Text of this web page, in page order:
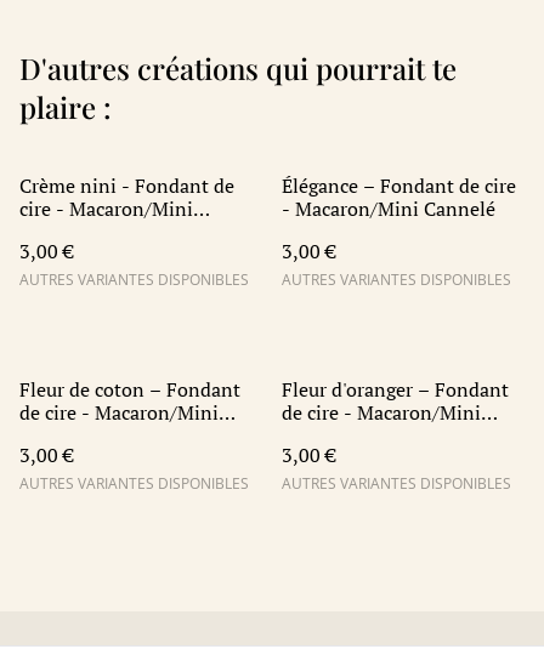
D'autres créations qui pourrait te
plaire :
Crème nini - Fondant de
cire - Macaron/Mini
3,00 €
AUTRES VARIANTES DISPONIBLES
Élégance – Fondant de cire
- Macaron/Mini Cannelé
3,00 €
AUTRES VARIANTES DISPONIBLES
Fleur de coton – Fondant
de cire - Macaron/Mini
3,00 €
AUTRES VARIANTES DISPONIBLES
Fleur d'oranger – Fondant
de cire - Macaron/Mini
3,00 €
AUTRES VARIANTES DISPONIBLES